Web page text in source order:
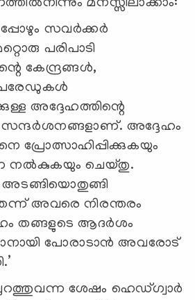
മനസ്സിലാക്കാം:
സവര്‍ക്കര്‍
പരിപാടി
കേന്ദ്രങ്ങള്‍,
അദ്ദേഹത്തിന്റെ
അദ്ദേഹം
നല്‍കുകയും ചെയ്തു.
അടങ്ങിയൊതുങ്ങി
അവരെ നിരന്തരം
തങ്ങളുടെ ആദര്‍ശം
പോരാടാന്‍ അവരോട്
ശേഷം ഹെഡ്ഗ്വാര്‍